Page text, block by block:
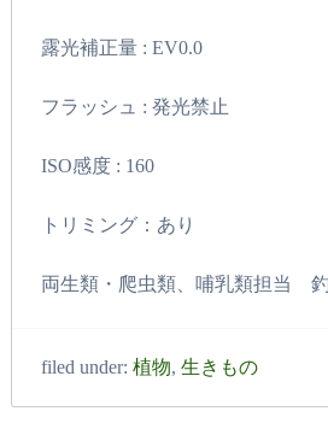
露光補正量 : EV0.0
フラッシュ : 発光禁止
ISO感度 : 160
トリミング：あり
両生類・爬虫類、哺乳類担当
filed under: 植物, 生きもの